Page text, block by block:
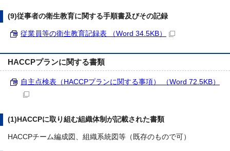
(9)従事者の衛生教育に関する手順書及びその記録
従業員等の衛生教育記録表 （Word 34.5KB）
HACCPプランに関する書類
自主点検表（HACCPプランに関する事項） （Word 72.5KB）
(1)HACCPに取り組む組織体制が記載された書類
HACCPチーム編成図、組織系統図等（既存のもので可）